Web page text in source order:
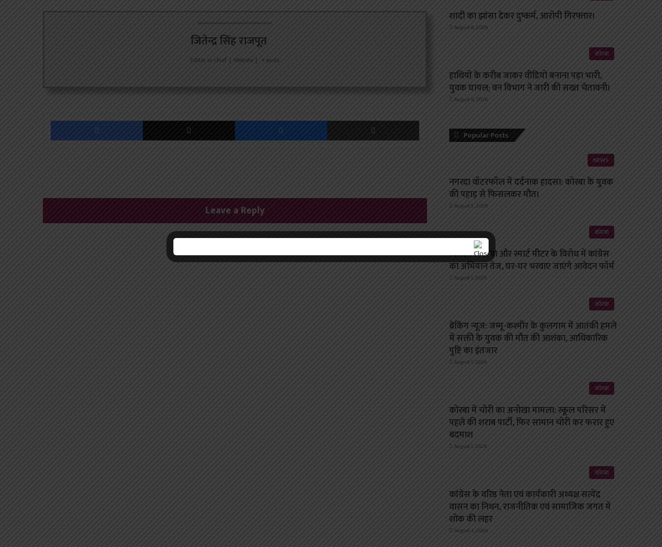
जितेन्द्र सिंह राजपूत
Editor in chief | Website | + posts
Facebook X Messenger Share via Email
Leave a Reply
शादी का झांसा देकर दुष्कर्म, आरोपी गिरफ्तार।
August 6, 2026
कोरबा
हाथियों के करीब जाकर वीडियो बनाना पड़ा भारी,
युवक घायल; वन विभाग ने जारी की सख्त चेतावनी।
August 6, 2026
Popular Posts
NEWS
नगरदा वॉटरफॉल में दर्दनाक हादसा: कोरबा के युवक
की पहाड़ से फिसलकर मौत।
August 5, 2026
कोरबा
बिजली समस्या और स्मार्ट मीटर के विरोध में कांग्रेस
का अभियान तेज, घर-घर भरवाए जाएंगे आवेदन फॉर्म
August 1, 2026
कोरबा
ब्रेकिंग न्यूज़: जम्मू-कश्मीर के कुलगाम में आतंकी हमले
में सक्ती के युवक की मौत की आशंका, आधिकारिक
पुष्टि का इंतजार
August 1, 2026
कोरबा
कोरबा में चोरी का अनोखा मामला: स्कूल परिसर में
पहले की शराब पार्टी, फिर सामान चोरी कर फरार हुए
बदमाश
August 1, 2026
कोरबा
कांग्रेस के वरिष्ठ नेता एवं कार्यकारी अध्यक्ष सत्येंद्र
वासन का निधन, राजनीतिक एवं सामाजिक जगत में
शोक की लहर
August 3, 2026